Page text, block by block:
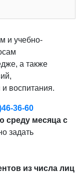
и учебно-
а также
воспитания.
36-60
среду месяца с
задать
из числа лиц